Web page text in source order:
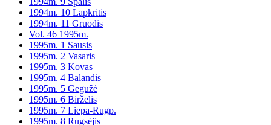
1994m. 10 Lapkritis
1994m. 11 Gruodis
Vol. 46 1995m.
1995m. 1 Sausis
1995m. 2 Vasaris
1995m. 3 Kovas
1995m. 4 Balandis
1995m. 5 Gegužė
1995m. 6 Birželis
1995m. 7 Liepa-Rugp.
1995m. 8 Rugsėjis